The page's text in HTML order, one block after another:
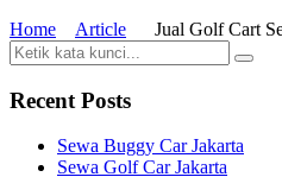
Home
Article Jual Golf Cart
Recent Posts
Sewa Buggy Car Jakarta
Sewa Golf Car Jakarta